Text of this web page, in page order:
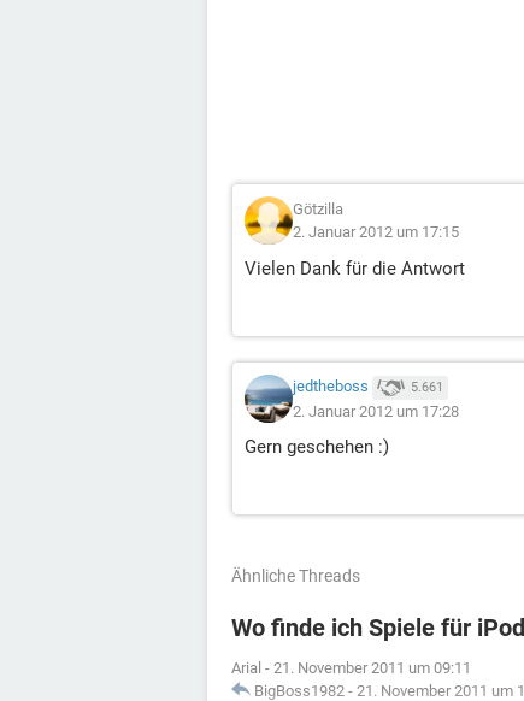
Götzilla
2. Januar 2012 um 17:15
Vielen Dank für die Antwort
jedtheboss 5.661
2. Januar 2012 um 17:28
Gern geschehen :)
Ähnliche Threads
Wo finde ich Spiele für
Arial - 21. November 2011 um 09:11
BigBoss1982 - 21. November 2011 um